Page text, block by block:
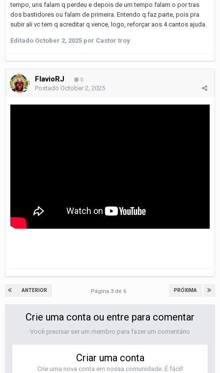
tempo, uns falam q perdeu e depois de um tempo falam o por tras
dos bastidores ou falam de primeira. Entendo q faz parte, pois pra
subir ali vc tem q acreditar q vence, logo, reforçar aos 4 cantos ajuda.
Editado October 2, 2025 por Castor troy
FlavioRJ 0
Postado October 2, 2025
ANTERIOR PRÓXIMA
Página 3 de 6
Crie uma conta ou entre para comentar
Você precisar ser um membro para fazer um comentário
Criar uma conta
Crie uma nova conta em nossa comunidade. É fácil!